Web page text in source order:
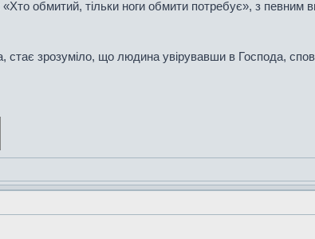
обмитий, тільки ноги обмити потребує», з певним
стає зрозуміло, що людина увірувавши в Господа,